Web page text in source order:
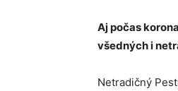
Aj počas
všedných i
Netradičný